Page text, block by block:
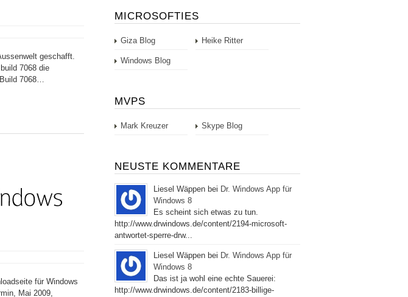
geschafft.
7068 die
7068…
für Windows
Mai 2009,
MICROSOFTIES
Giza Blog Heike Ritter
Windows Blog
MVPS
Mark Kreuzer Skype Blog
NEUSTE KOMMENTARE
Liesel Wäppen bei Dr. Windows App für
Windows 8
Es scheint sich etwas zu tun.
http://www.drwindows.de/content/2194-microsoft-
antwortet-sperre-drw...
Liesel Wäppen bei Dr. Windows App für
Windows 8
Das ist ja wohl eine echte Sauerei:
http://www.drwindows.de/content/2183-billige-